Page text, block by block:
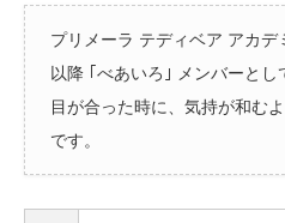
プリメーラ テディベア アカデ
以降 ｢べあいろ｣ メンバーとし
目が合った時に、気持が和む
です。